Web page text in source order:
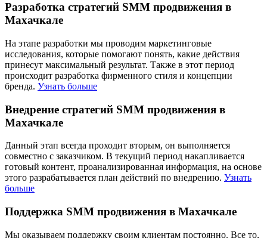
Разработка стратегий SMM продвижения в
Махачкале
На этапе разработки мы проводим маркетинговые
исследования, которые помогают понять, какие действия
принесут максимальный результат. Также в этот период
происходит разработка фирменного стиля и концепции
бренда. Узнать больше
Внедрение стратегий SMM продвижения в
Махачкале
Данный этап всегда проходит вторым, он выполняется
совместно с заказчиком. В текущий период накапливается
готовый контент, проанализированная информация, на основе
этого разрабатывается план действий по внедрению. Узнать
больше
Поддержка SMM продвижения в Махачкале
Мы оказываем поддержку своим клиентам постоянно. Все то,